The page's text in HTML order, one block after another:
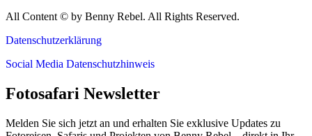
All Content © by Benny Rebel. All Rights Reserved.
Datenschutzerklärung
Social Media Datenschutzhinweis
Fotosafari Newsletter
Melden Sie sich jetzt an und erhalten Sie exklusive Updates zu